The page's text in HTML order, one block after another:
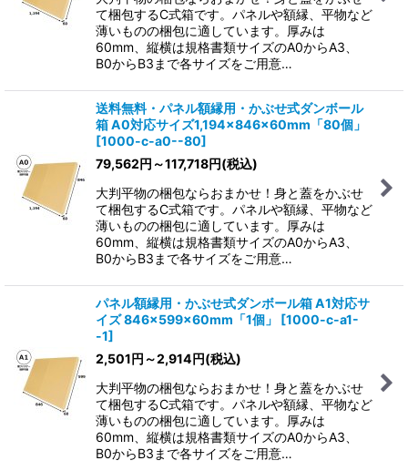
て梱包するC式箱です。パネルや額縁、平物など
薄いものの梱包に適しています。厚みは
60mm、縦横は規格書類サイズのA0からA3、
B0からB3まで各サイズをご用意…
送料無料・パネル額縁用・かぶせ式ダンボール
箱 A0対応サイズ1,194×846×60mm「80個」
[1000-c-a0--80]
79,562円 ～117,718円(税込)
大判平物の梱包ならおまかせ！身と蓋をかぶせ
て梱包するC式箱です。パネルや額縁、平物など
薄いものの梱包に適しています。厚みは
60mm、縦横は規格書類サイズのA0からA3、
B0からB3まで各サイズをご用意…
パネル額縁用・かぶせ式ダンボール箱 A1対応サ
イズ 846×599×60mm「1個」
[1000-c-a1-
-1]
2,501円 ～2,914円(税込)
大判平物の梱包ならおまかせ！身と蓋をかぶせ
て梱包するC式箱です。パネルや額縁、平物など
薄いものの梱包に適しています。厚みは
60mm、縦横は規格書類サイズのA0からA3、
B0からB3まで各サイズをご用意…